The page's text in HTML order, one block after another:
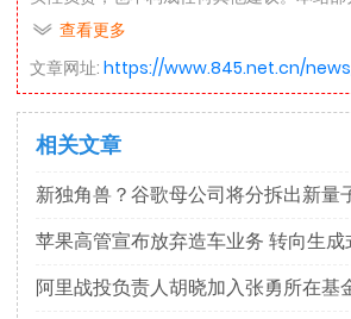
投稿和发布、编辑整理上传，对此类作品
不为其版权负责。如果您发现网站上有侵
品，请与我们取得联系，我们会及时修改
本网站所提供的信息，只供参考之用。本网
性、有效性、及时性和完整性。本网站及其
方式就任何信息传递或传送的失误、不准确
何其他人士负任何直接或间接责任。在法律
站在此声明，不承担用户或任何人士就使用
提供的信息或任何链接所引致的任何直接、
特殊、惩罚性或惩戒性的损害赔偿。
查看更多
文章网址:https://www.845.net.cn/
相关文章
新独角兽？谷歌母公司将分拆出新量
苹果高管宣布放弃造车业务 转向生
阿里战投负责人胡晓加入张勇所在基